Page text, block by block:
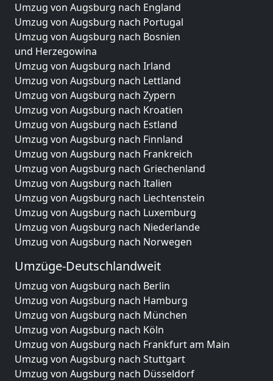
Umzug von Augsburg nach England
Umzug von Augsburg nach Portugal
Umzug von Augsburg nach Bosnien
und Herzegowina
Umzug von Augsburg nach Irland
Umzug von Augsburg nach Lettland
Umzug von Augsburg nach Zypern
Umzug von Augsburg nach Kroatien
Umzug von Augsburg nach Estland
Umzug von Augsburg nach Finnland
Umzug von Augsburg nach Frankreich
Umzug von Augsburg nach Griechenland
Umzug von Augsburg nach Italien
Umzug von Augsburg nach Liechtenstein
Umzug von Augsburg nach Luxemburg
Umzug von Augsburg nach Niederlande
Umzug von Augsburg nach Norwegen
Umzüge-Deutschlandweit
Umzug von Augsburg nach Berlin
Umzug von Augsburg nach Hamburg
Umzug von Augsburg nach München
Umzug von Augsburg nach Köln
Umzug von Augsburg nach Frankfurt am Main
Umzug von Augsburg nach Stuttgart
Umzug von Augsburg nach Düsseldorf